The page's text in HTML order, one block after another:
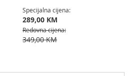
Specijalna cijena
289,00 KM
Redovna cijena
349,00 KM